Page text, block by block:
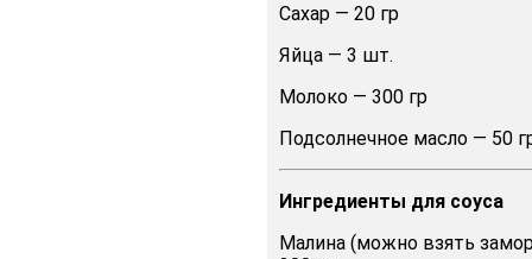
Сахар — 20 гр
Яйца — 3 шт.
Молоко — 300 гр
Подсолнечное масло — 50
Ингредиенты для соуса
Малина (можно взять